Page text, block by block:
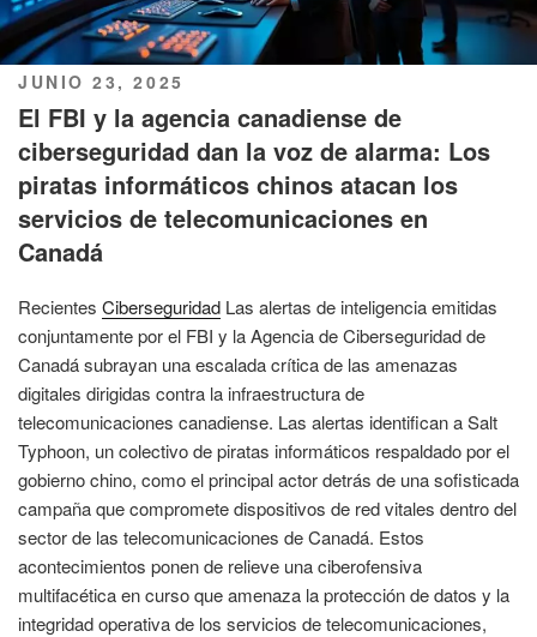
PUBLICADO
EL
JUNIO 23, 2025
El FBI y la agencia canadiense de
ciberseguridad dan la voz de alarma: Los
piratas informáticos chinos atacan los
servicios de telecomunicaciones en
Canadá
Recientes Ciberseguridad Las alertas de inteligencia emitidas
conjuntamente por el FBI y la Agencia de Ciberseguridad de
Canadá subrayan una escalada crítica de las amenazas
digitales dirigidas contra la infraestructura de
telecomunicaciones canadiense. Las alertas identifican a Salt
Typhoon, un colectivo de piratas informáticos respaldado por el
gobierno chino, como el principal actor detrás de una sofisticada
campaña que compromete dispositivos de red vitales dentro del
sector de las telecomunicaciones de Canadá. Estos
acontecimientos ponen de relieve una ciberofensiva
multifacética en curso que amenaza la protección de datos y la
integridad operativa de los servicios de telecomunicaciones,